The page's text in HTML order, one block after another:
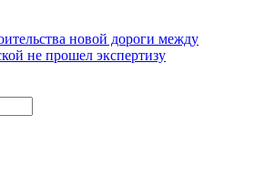
новой дороги между
не прошел экспертизу